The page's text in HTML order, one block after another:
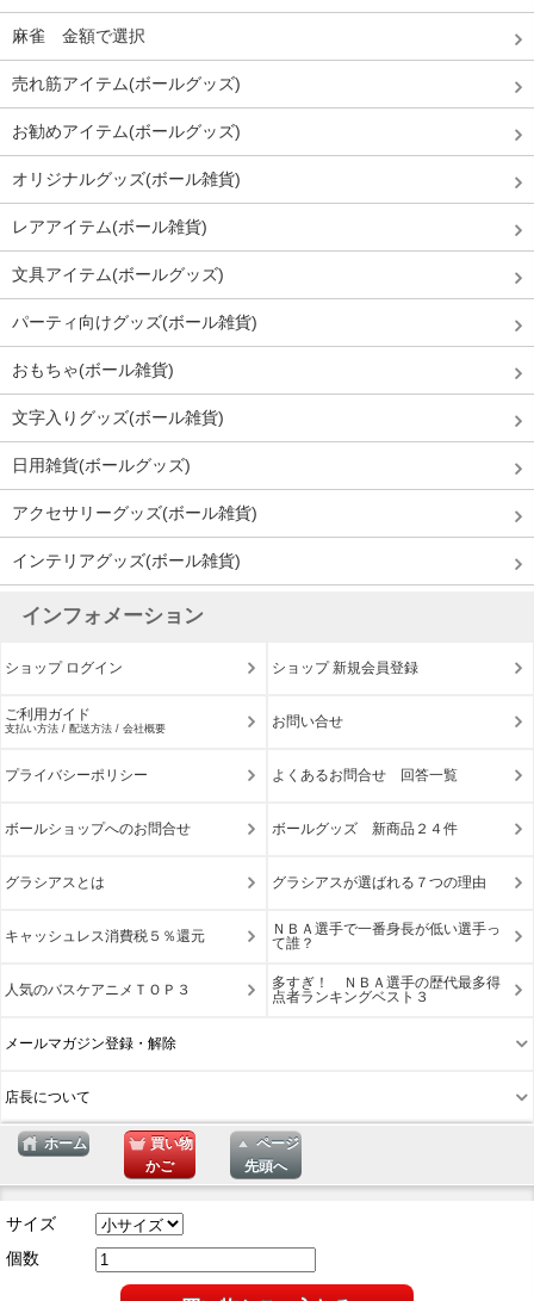
サイズ
個数
麻雀 金額で選択
売れ筋アイテム(ボールグッズ)
お勧めアイテム(ボールグッズ)
オリジナルグッズ(ボール雑貨)
レアアイテム(ボール雑貨)
文具アイテム(ボールグッズ)
パーティ向けグッズ(ボール雑貨)
おもちゃ(ボール雑貨)
文字入りグッズ(ボール雑貨)
日用雑貨(ボールグッズ)
アクセサリーグッズ(ボール雑貨)
インテリアグッズ(ボール雑貨)
インフォメーション
ショップ ログイン ショップ 新規会員登録
ご利用ガイド
支払い方法 / 配送方法 / 会社概要 お問い合せ
プライバシーポリシー よくあるお問合せ 回答一覧
ボールショップへのお問合せ ボールグッズ 新商品２４件
グラシアスとは グラシアスが選ばれる７つの理由
キャッシュレス消費税５％還元
ＮＢＡ選手で一番身長が低い選手っ
て誰？
人気のバスケアニメＴＯＰ３
多すぎ！ ＮＢＡ選手の歴代最多得
点者ランキングベスト３
メールマガジン登録・解除
店長について
ホーム
買い物
かご
ページ
先頭へ
表示切替 : スマートフォン |